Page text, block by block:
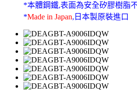
*本體鋼鐵,表面為安全矽膠樹脂
*Made in Japan,日本製原裝進口